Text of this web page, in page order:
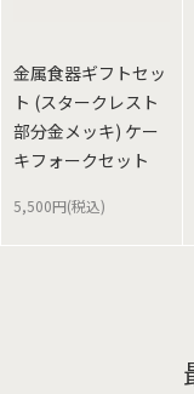
金属食器ギフトセッ
ト (スタークレスト
部分金メッキ) ケー
キフォークセット
5,500円(税込)